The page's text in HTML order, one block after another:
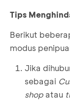
Tips
Berikut
modus
Jika
sebagai
shop atau